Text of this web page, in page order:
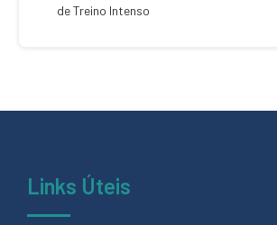
de Treino Intenso
Links Úteis